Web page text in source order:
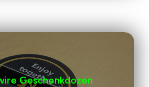
Geschenkdozen